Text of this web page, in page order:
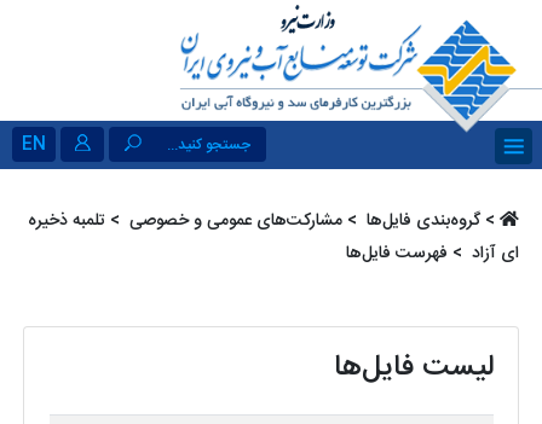
EN جستجو کنید...
>گروه‌بندی فایل‌ها ‏ >مشارکت‌های عمومی و خصوصی ‏ > تلمبه ذخیره
ای آزاد ‏ > فهرست فایل‌ها
لیست فایل‌ها